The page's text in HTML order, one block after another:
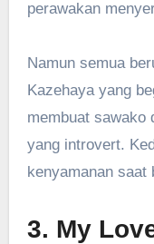
perawakan
Namun semua
Kazehaya yang
membuat sawako
yang introvert.
kenyamanan saat
3. My